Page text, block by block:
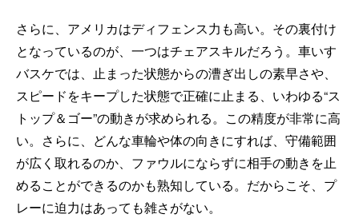
さらに、アメリカはディフェンス力も高い。その裏付け
となっているのが、一つはチェアスキルだろう。車いす
バスケでは、止まった状態からの漕ぎ出しの素早さや、
スピードをキープした状態で正確に止まる、いわゆる“ス
トップ＆ゴー”の動きが求められる。この精度が非常に高
い。さらに、どんな車輪や体の向きにすれば、守備範囲
が広く取れるのか、ファウルにならずに相手の動きを止
めることができるのかも熟知している。だからこそ、プ
レーに迫力はあっても雑さがない。